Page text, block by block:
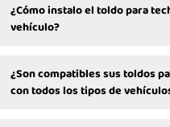
¿Cómo instalo el toldo para
vehículo?
¿Son compatibles sus toldos
con todos los tipos de